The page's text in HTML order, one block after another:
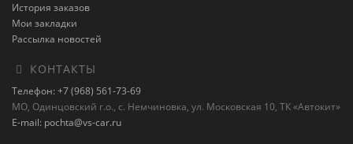
История заказов
Мои закладки
Рассылка новостей
КОНТАКТЫ
Телефон: +7 (968) 561-73-69
МО, Одинцовский г.о., с. Немчиновка, ул. Московская 10, ТК «Автокит»
E-mail: pochta@vs-car.ru